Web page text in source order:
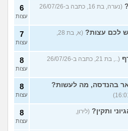
(נערה, בת 16, כתבה ב-26/07/26
6
עצות
לכם עצות?
(א, בת 28,
7
עצות
(.., בת 21, כתבה ב-26/07/26
8
עצות
בהנדסה, מה לעשות? 8
עצות
ותקין? (לירון,
8
עצות